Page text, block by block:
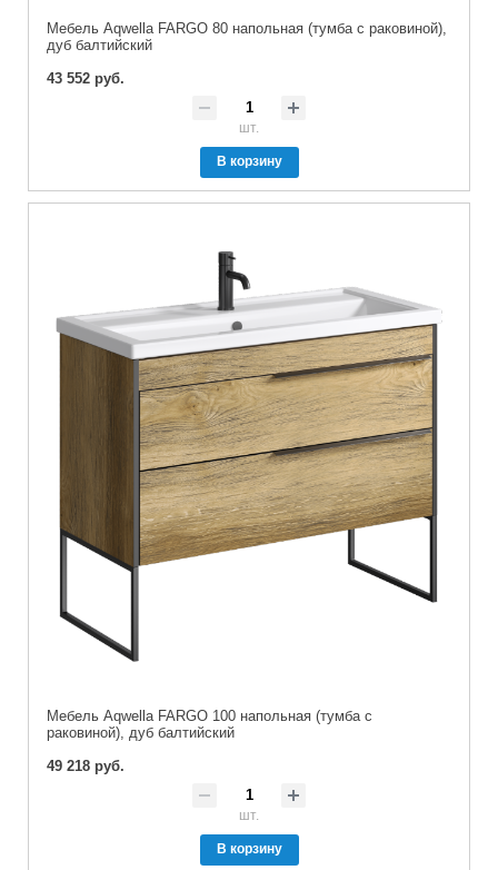
Мебель Aqwella FARGO 80 напольная (тумба с раковиной),
дуб балтийский
43 552 руб.
шт.
В корзину
Мебель Aqwella FARGO 100 напольная (тумба с
раковиной), дуб балтийский
49 218 руб.
шт.
В корзину